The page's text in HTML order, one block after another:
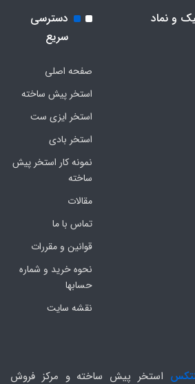
و نماد
دسترسی
سریع
صفحه اصلی
استخر پیش ساخته
استخر ایزی ست
استخر بادی
نمونه کار استخر پیش
ساخته
مقالات
تماس با ما
قوانین و مقررات
نحوه خرید و شماره
حسابها
نقشه سایت
استخر پیش ساخته و مرکز فروش